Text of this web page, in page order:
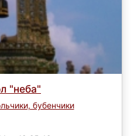
"неба"
бубенчики